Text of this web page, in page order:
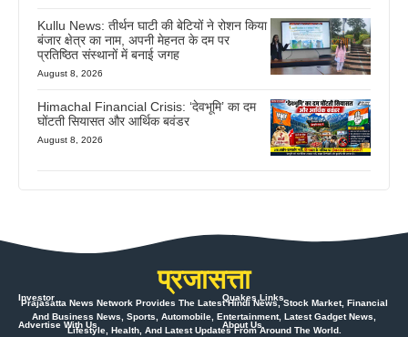
Kullu News: तीर्थन घाटी की बेटियों ने रोशन किया
बंजार क्षेत्र का नाम, अपनी मेहनत के दम पर
प्रतिष्ठित संस्थानों में बनाई जगह
August 8, 2026
Himachal Financial Crisis: ‘देवभूमि’ का दम
घोंटती सियासत और आर्थिक बवंडर
August 8, 2026
प्रजासत्ता
Prajasatta News Network Provides The Latest Hindi News, Stock Market, Financial
And Business News, Sports, Automobile, Entertainment, Latest Gadget News,
Lifestyle, Health, And Latest Updates From Around The World.
Investor
Advertise With Us
Quakes Links
About Us